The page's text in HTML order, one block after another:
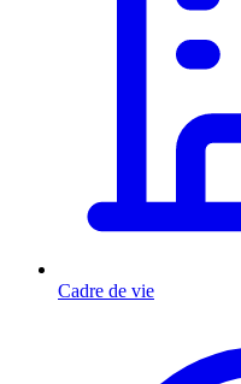
Cadre de vie